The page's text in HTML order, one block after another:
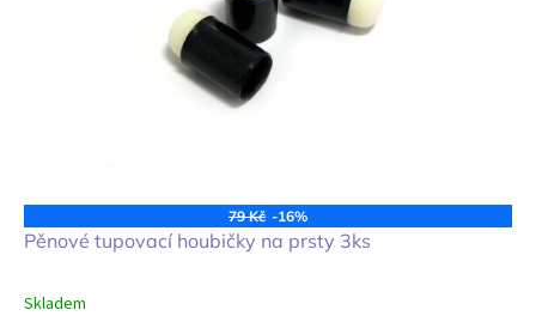
79 Kč -16%
Pěnové tupovací houbičky na prsty 3ks
Skladem